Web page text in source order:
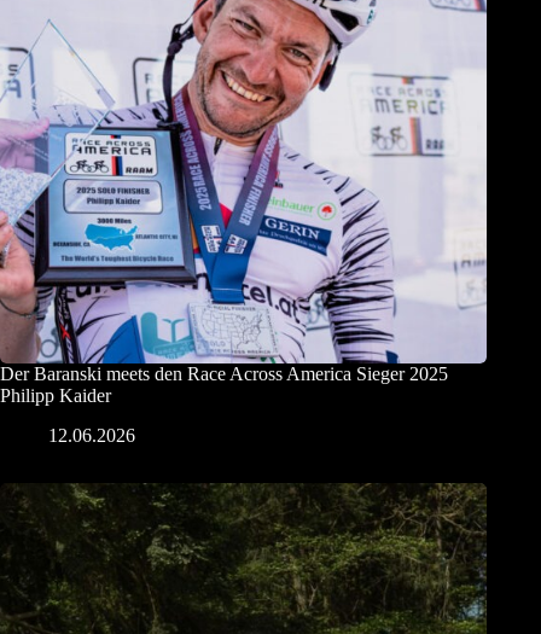
Der Baranski meets den Race Across America Sieger 2025
Philipp Kaider
12.06.2026